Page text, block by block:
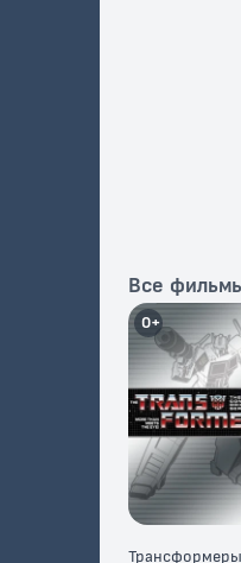
Все
0+